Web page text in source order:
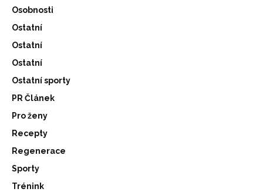
Osobnosti
Ostatní
Ostatní
Ostatní
Ostatní sporty
PR Článek
Pro ženy
Recepty
Regenerace
Sporty
Trénink